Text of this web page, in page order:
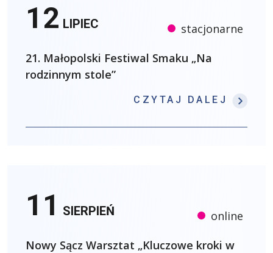
12 LIPIEC
stacjonarne
21. Małopolski Festiwal Smaku „Na
rodzinnym stole”
CZYTAJ DALEJ : 21.
11 SIERPIEŃ
online
Nowy Sącz Warsztat „Kluczowe kroki w